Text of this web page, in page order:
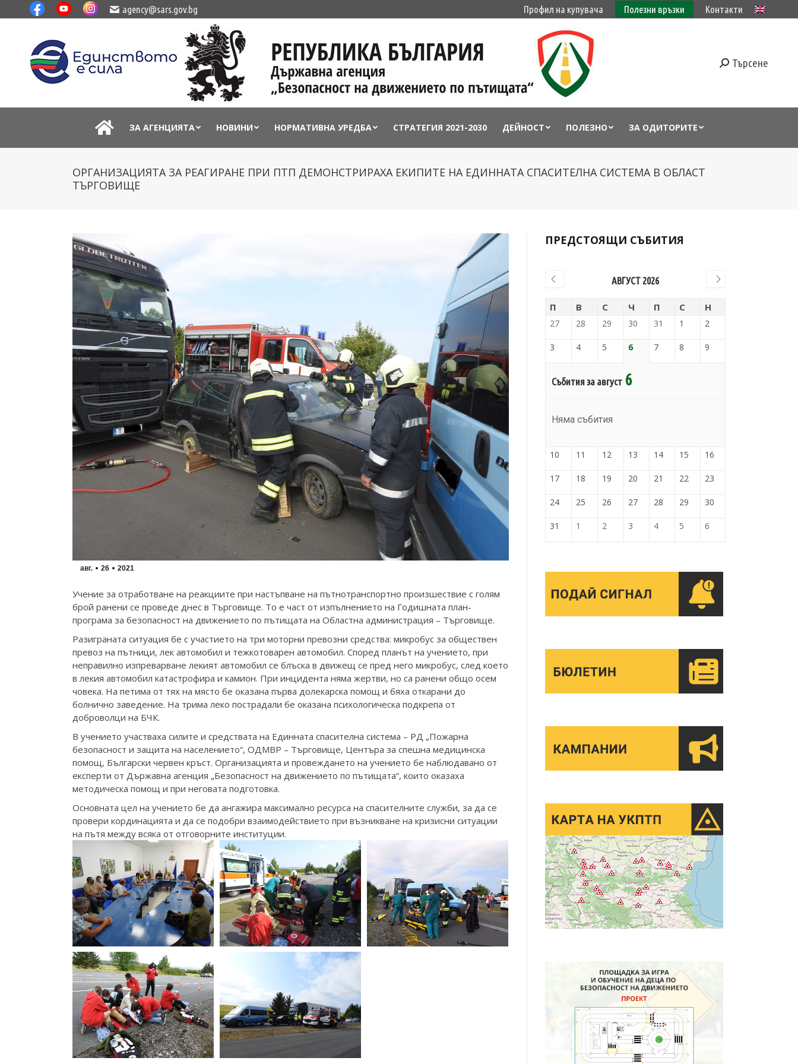
agency@sars.gov.bg Профил на купувача Полезни връзки Контакти
Търсене
ЗА АГЕНЦИЯТА НОВИНИ НОРМАТИВНА УРЕДБА СТРАТЕГИЯ 2021-2030 ДЕЙНОСТ ПОЛЕЗНО ЗА ОДИТОРИТЕ
ОРГАНИЗАЦИЯТА ЗА РЕАГИРАНЕ ПРИ ПТП ДЕМОНСТРИРАХА ЕКИПИТЕ НА ЕДИННАТА СПАСИТЕЛНА СИСТЕМА В ОБЛАСТ
ТЪРГОВИЩЕ
авг. 26 2021
Учение за отработване на реакциите при настъпване на пътнотранспортно произшествие с голям
брой ранени се проведе днес в Търговище. То е част от изпълнението на Годишната план-
програма за безопасност на движението по пътищата на Областна администрация – Търговище.
Разиграната ситуация бе с участието на три моторни превозни средства: микробус за обществен
превоз на пътници, лек автомобил и тежкотоварен автомобил. Според планът на учението, при
неправилно изпреварване лекият автомобил се блъска в движещ се пред него микробус, след което
в лекия автомобил катастрофира и камион. При инцидента няма жертви, но са ранени общо осем
човека. На петима от тях на място бе оказана първа долекарска помощ и бяха откарани до
болнично заведение. На трима леко пострадали бе оказана психологическа подкрепа от
доброволци на БЧК.
В учението участваха силите и средствата на Единната спасителна система – РД „Пожарна
безопасност и защита на населението“, ОДМВР – Търговище, Центъра за спешна медицинска
помощ, Български червен кръст. Организацията и провеждането на учението бе наблюдавано от
експерти от Държавна агенция „Безопасност на движението по пътищата“, които оказаха
методическа помощ и при неговата подготовка.
Основната цел на учението бе да ангажира максимално ресурса на спасителните служби, за да се
провери кординацията и да се подобри взаимодействието при възникване на кризисни ситуации
на пътя между всяка от отговорните институции.
ПРЕДСТОЯЩИ СЪБИТИЯ
АВГУСТ 2026
П В С Ч П С Н
27 28 29 30 31 1 2
3 4 5 6 7 8 9
Събития за август 6
Няма събития
10 11 12 13 14 15 16
17 18 19 20 21 22 23
24 25 26 27 28 29 30
31 1 2 3 4 5 6